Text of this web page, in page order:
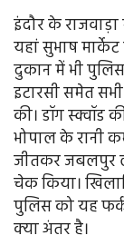
इंदौर के
यहां सुभाष
दुकान में भी
इटारसी समेत
की। डॉग स्क्वॉड
भोपाल के रानी
जीतकर जबलपुर
चेक किया।
पुलिस को यह
क्या अंतर है।